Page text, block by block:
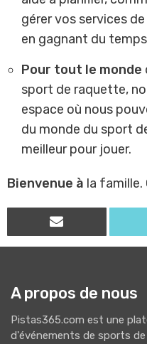
gérer vos services
en gagnant du
Pour tout le monde
sport de raquette,
espace où nous
du monde du sport
meilleur pour jouer.
Bienvenue à la famille.
A propos de nous
Pistas365.com est une
d'événements de sports